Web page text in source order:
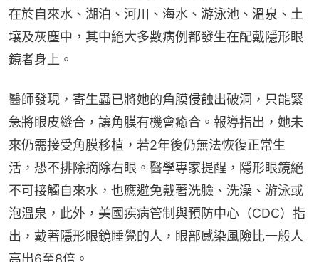
在於自來水、湖泊、河川、海水、游泳池、溫泉、土
壤及灰塵中，其中絕大多數病例都發生在配戴隱形眼
鏡者身上。
醫師發現，寄生蟲已將她的角膜侵蝕出破洞，只能緊
急將眼皮縫合，讓角膜有機會癒合。報導指出，她未
來仍需接受角膜移植，若2年後仍無法恢復正常生
活，恐不排除摘除右眼。醫學專家提醒，隱形眼鏡絕
不可接觸自來水，也應避免戴著洗臉、洗澡、游泳或
泡溫泉，此外，美國疾病管制與預防中心（CDC）指
出，戴著隱形眼鏡睡覺的人，眼部感染風險比一般人
高出6至8倍。